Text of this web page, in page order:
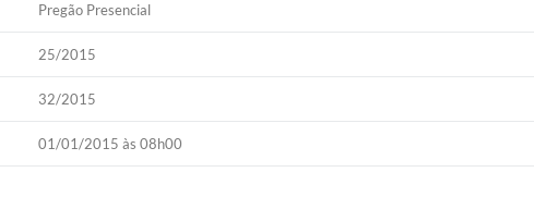
Pregão Presencial
25/2015
32/2015
01/01/2015 às 08h00